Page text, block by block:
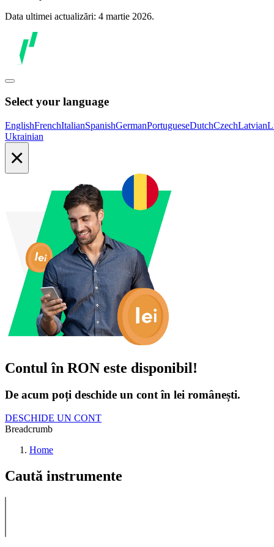
Data ultimei actualizări: 4 martie 2026.
Select your language
EnglishFrenchItalianSpanishGermanPortugueseDutchCzechLatvian
Ukrainian
×
Contul în RON este disponibil!
De acum poți deschide un cont în lei românești.
DESCHIDE UN CONT
Breadcrumb
Home
Caută instrumente